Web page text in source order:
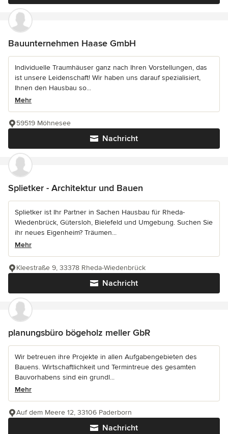
Bauunternehmen Haase GmbH
Individuelle Traumhäuser ganz nach Ihren Vorstellungen, das
ist unsere Leidenschaft! Wir haben uns darauf spezialisiert,
Ihnen den Hausbau so...
Mehr
Nachricht
59519 Möhnesee
Splietker - Architektur und Bauen
Splietker ist Ihr Partner in Sachen Hausbau für Rheda-
Wiedenbrück, Gütersloh, Bielefeld und Umgebung. Suchen Sie
ihr neues Eigenheim? Träumen...
Mehr
Nachricht
Kleestraße 9, 33378 Rheda-Wiedenbrück
planungsbüro bögeholz meller GbR
Wir betreuen ihre Projekte in allen Aufgabengebieten des
Bauens. Wirtschaftlichkeit und Termintreue des gesamten
Bauvorhabens sind ein grundl...
Mehr
Nachricht
Auf dem Meere 12, 33106 Paderborn